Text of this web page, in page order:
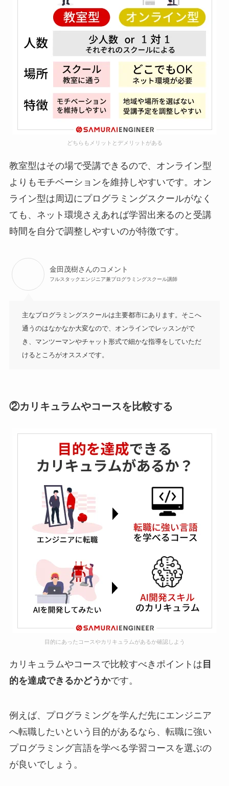
どちらもメリットとデメリットがある
教室型はその場で受講できるので、オンライン型
よりもモチベーションを維持しやすいです。オン
ライン型は周辺にプログラミングスクールがなく
ても、ネット環境さえあれば学習出来るのと受講
時間を自分で調整しやすいのが特徴です。
金田茂樹さんのコメント
フルスタックエンジニア兼プログラミングスクール講師
主なプログラミングスクールは主要都市にあります。そこへ
通うのはなかなか大変なので、オンラインでレッスンがで
き、マンツーマンやチャット形式で細かな指導をしていただ
けるところがオススメです。
②カリキュラムやコースを比較する
目的にあったコースやカリキュラムがあるか確認しよう
カリキュラムやコースで比較すべきポイントは 目
的を達成できるかどうかです。
例えば、プログラミングを学んだ先にエンジニア
へ転職したいという目的があるなら、転職に強い
プログラミング言語を学べる学習コースを選ぶの
が良いでしょう。